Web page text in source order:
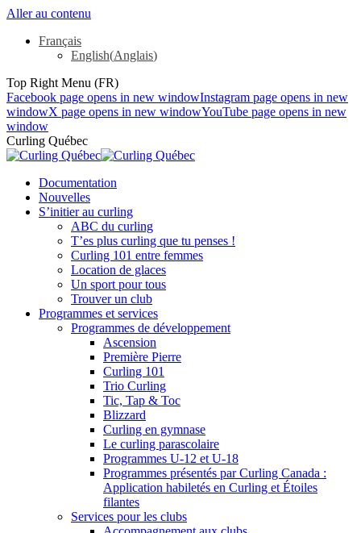
Aller au contenu
Français
English(Anglais)
Top Right Menu (FR)
Facebook page opens in new windowInstagram page opens in new
windowX page opens in new windowYouTube page opens in new
window
Curling Québec
Documentation
Nouvelles
S’initier au curling
ABC du curling
T’es plus curling que tu penses !
Curling 101 entre femmes
Location de glaces
Un sport pour tous
Trouver un club
Programmes et services
Programmes de développement
Ascension
Première Pierre
Curling 101
Trio Curling
Tic, Tap & Toc
Blizzard
Curling en gymnase
Le curling parascolaire
Programmes U-12 et U-18
Programmes présentés par Curling Canada :
Application habiletés en Curling et Étoiles
filantes
Services pour les clubs